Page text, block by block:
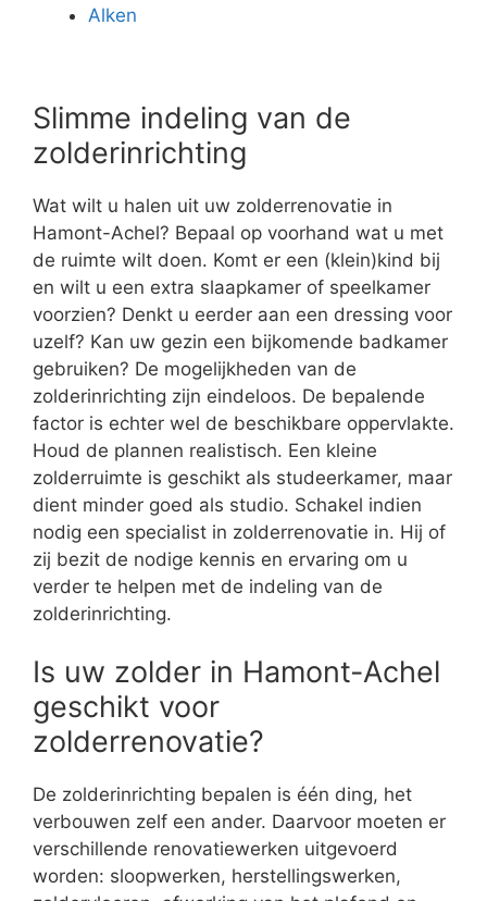
Alken
Slimme indeling van de
zolderinrichting
Wat wilt u halen uit uw zolderrenovatie in
Hamont-Achel? Bepaal op voorhand wat u met
de ruimte wilt doen. Komt er een (klein)kind bij
en wilt u een extra slaapkamer of speelkamer
voorzien? Denkt u eerder aan een dressing voor
uzelf? Kan uw gezin een bijkomende badkamer
gebruiken? De mogelijkheden van de
zolderinrichting zijn eindeloos. De bepalende
factor is echter wel de beschikbare oppervlakte.
Houd de plannen realistisch. Een kleine
zolderruimte is geschikt als studeerkamer, maar
dient minder goed als studio. Schakel indien
nodig een specialist in zolderrenovatie in. Hij of
zij bezit de nodige kennis en ervaring om u
verder te helpen met de indeling van de
zolderinrichting.
Is uw zolder in Hamont-Achel
geschikt voor
zolderrenovatie?
De zolderinrichting bepalen is één ding, het
verbouwen zelf een ander. Daarvoor moeten er
verschillende renovatiewerken uitgevoerd
worden: sloopwerken, herstellingswerken,